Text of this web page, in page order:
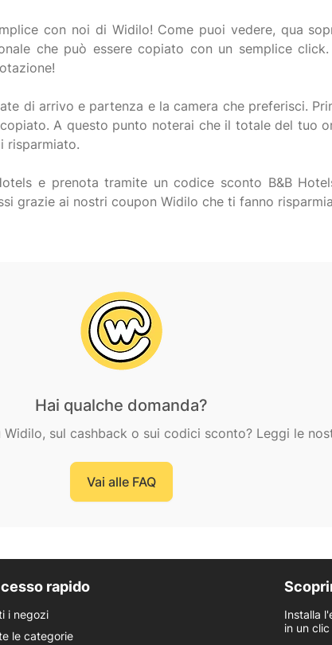
con noi di Widilo! Come puoi vedere, qua
che può essere copiato con un semplice
di arrivo e partenza e la camera che preferisci.
A questo punto noterai che il totale del tuo
risparmiato.
e prenota tramite un codice sconto B&B
Hai qualche domanda?
sul cashback o sui codici sconto? Leggi le
Vai alle FAQ
rapido
i negozi
le categorie
Installa
in un clic